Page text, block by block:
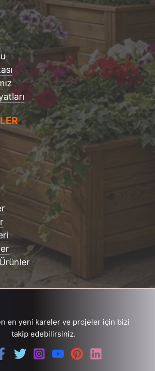
en yeni kareler ve projeler için bizi
takip edebilirsiniz.